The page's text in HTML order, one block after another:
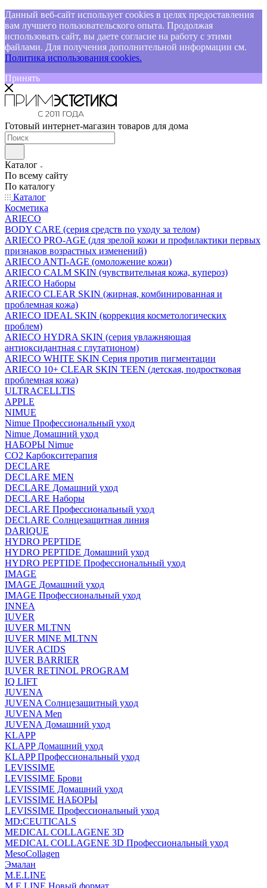
Данный веб-сайт использует cookies в целях предоставления
вам лучшего пользовательского опыта. Продолжая
использовать сайт, вы даете согласие на работу с этими
файлами. Для получения дополнительной информации см.
Политика использования cookies.
Принять
Готовый интернет-магазин товаров для дома
Каталог
По всему сайту
По каталогу
Каталог
Косметика
ARIECO
BODY CARE (серия средств по уходу за телом)
ARIECO PRO-AGE (для зрелой кожи и профилактики первых
признаков возрастных изменений)
ARIECO ANTI-AGE (омоложение кожи)
ARIECO CALM SKIN (чувствительная кожа, купероз)
ARIECO Наборы
ARIECO CLEAR SKIN (жирная, комбинированная и
проблемная кожа)
ARIECO IDEAL SKIN (коррекция косметологических
проблем)
ARIECO HYDRA SKIN (серия увлажняющая
антиоксидантная с глутатионом)
ARIECO WHITE SKIN Серия против пигментации
ARIECO 10+ CLEAR SKIN TEEN (детская, подростковая
проблемная кожа)
ULTRACELLTIS
APPLE
NIMUE
Nimue Профессиональный уход
Nimue Домашний уход
НАБОРЫ Nimue
CO2 Карбокситерапия
DECLARE
DECLARE MEN
DECLARE Домашний уход
DECLARE Наборы
DECLARE Профессиональный уход
DECLARE Солнцезащитная линия
DARIQUE
HYDRO PEPTIDE
HYDRO PEPTIDE Домашний уход
HYDRO PEPTIDE Профессиональный уход
IMAGE
IMAGE Домашний уход
IMAGE Профессиональный уход
INNEA
IUVER
IUVER MLTNN
IUVER MINE MLTNN
IUVER ACIDS
IUVER BARRIER
IUVER RETINOL PROGRAM
IQ LIFT
JUVENA
JUVENA Солнцезащитный уход
JUVENA Men
JUVENA Домашний уход
KLAPP
KLAPP Домашний уход
KLAPP Профессиональный уход
LEVISSIME
LEVISSIME Брови
LEVISSIME Домашний уход
LEVISSIME НАБОРЫ
LEVISSIME Профессиональный уход
MD:CEUTICALS
MEDICAL COLLAGENE 3D
MEDICAL COLLAGENE 3D Профессиональный уход
MesoCollagen
Эмалан
M.E.LINE
M.E.LINE Новый формат